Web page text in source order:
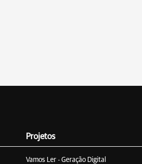
Projetos
Vamos Ler - Geração Digital